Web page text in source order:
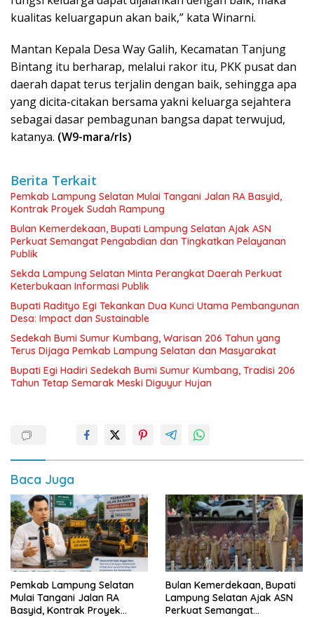
kualitas keluargapun akan baik,” kata Winarni.
Mantan Kepala Desa Way Galih, Kecamatan Tanjung
Bintang itu berharap, melalui rakor itu, PKK pusat dan
daerah dapat terus terjalin dengan baik, sehingga apa
yang dicita-citakan bersama yakni keluarga sejahtera
sebagai dasar pembagunan bangsa dapat terwujud,
katanya. (W9-mara/rls)
Berita Terkait
Pemkab Lampung Selatan Mulai Tangani Jalan RA Basyid,
Kontrak Proyek Sudah Rampung
Bulan Kemerdekaan, Bupati Lampung Selatan Ajak ASN
Perkuat Semangat Pengabdian dan Tingkatkan Pelayanan
Publik
Sekda Lampung Selatan Minta Perangkat Daerah Perkuat
Keterbukaan Informasi Publik
Bupati Radityo Egi Tekankan Dua Kunci Utama Pembangunan
Desa: Impact dan Sustainable
Sedekah Bumi Sumur Kumbang, Warisan 206 Tahun yang
Terus Dijaga Pemkab Lampung Selatan dan Masyarakat
Bupati Egi Hadiri Sedekah Bumi Sumur Kumbang, Tradisi 206
Tahun Tetap Semarak Meski Diguyur Hujan
Baca Juga
Pemkab Lampung Selatan
Mulai Tangani Jalan RA
Basyid, Kontrak Proyek
Bulan Kemerdekaan, Bupati
Lampung Selatan Ajak ASN
Perkuat Semangat